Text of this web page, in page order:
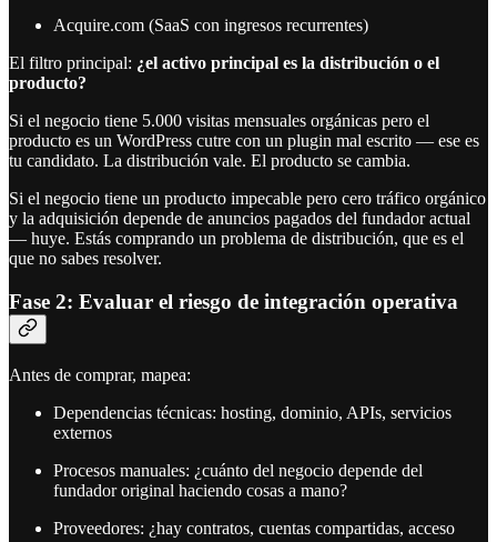
Acquire.com (SaaS con ingresos recurrentes)
El filtro principal: ¿el activo principal es la distribución o el
producto?
Si el negocio tiene 5.000 visitas mensuales orgánicas pero el
producto es un WordPress cutre con un plugin mal escrito — ese es
tu candidato. La distribución vale. El producto se cambia.
Si el negocio tiene un producto impecable pero cero tráfico orgánico
y la adquisición depende de anuncios pagados del fundador actual
— huye. Estás comprando un problema de distribución, que es el
que no sabes resolver.
Fase 2: Evaluar el riesgo de integración operativa
Antes de comprar, mapea:
Dependencias técnicas: hosting, dominio, APIs, servicios
externos
Procesos manuales: ¿cuánto del negocio depende del
fundador original haciendo cosas a mano?
Proveedores: ¿hay contratos, cuentas compartidas, acceso